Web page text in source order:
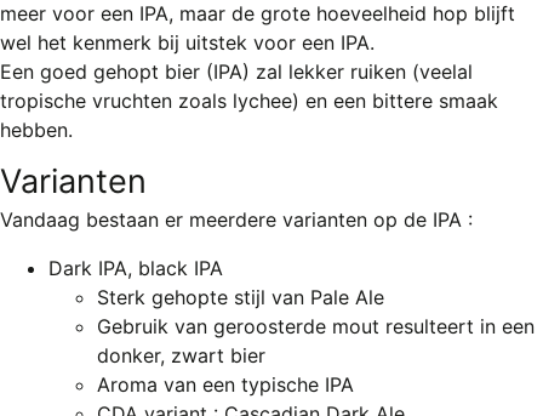
MELDPUNT
PERS/PUBLICATIES
meer voor een IPA, maar de grote hoeveelheid hop blijft
wel het kenmerk bij uitstek voor een IPA.
Een goed gehopt bier (IPA) zal lekker ruiken (veelal
tropische vruchten zoals lychee) en een bittere smaak
hebben.
Varianten
Vandaag bestaan er meerdere varianten op de IPA :
Dark IPA, black IPA
Sterk gehopte stijl van Pale Ale
Gebruik van geroosterde mout resulteert in een
donker, zwart bier
Aroma van een typische IPA